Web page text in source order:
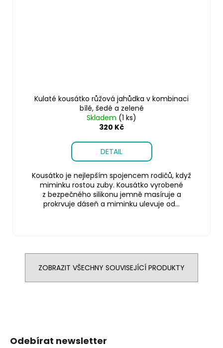
Kulaté kousátko růžová jahůdka v kombinaci
bílé, šedé a zelené
Skladem (1 ks)
320 Kč
DETAIL
Kousátko je nejlepším spojencem rodičů, když
miminku rostou zuby. Kousátko vyrobené
z bezpečného silikonu jemně masíruje a
prokrvuje dáseň a miminku ulevuje od...
ZOBRAZIT VŠECHNY SOUVISEJÍCÍ PRODUKTY
Odebírat newsletter